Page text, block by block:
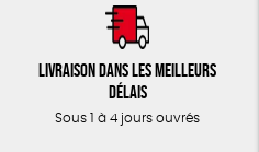
Livraison dans les meilleurs
délais
Sous 1 à 4 jours ouvrés